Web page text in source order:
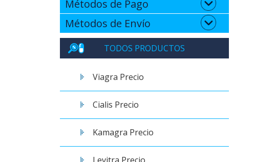
Métodos de Pago
Métodos de Envío
TODOS PRODUCTOS
Viagra Precio
Cialis Precio
Kamagra Precio